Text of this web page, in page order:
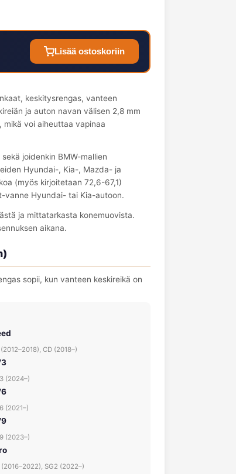
Lisää ostoskoriin
keskitysrengas, vanteen
ja auton navan välisen 2,8 mm
mikä voi aiheuttaa vapinaa
joidenkin BMW-mallien
Hyundai-, Kia-, Mazda- ja
(myös kirjoitetaan 72,6-67,1)
vanne Hyundai- tai Kia-autoon.
ja mittatarkasta konemuovista.
aikana.
sopii, kun vanteen keskireikä on
CD (2018–)
(2024–)
(2021–)
(2023–)
(2016–2022), SG2 (2022–)